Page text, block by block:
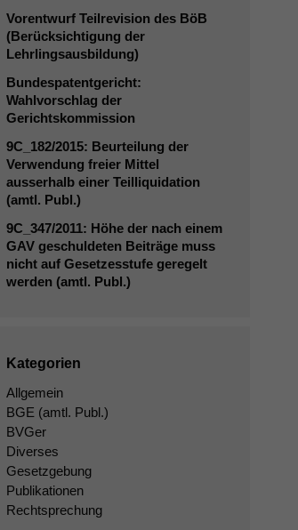
Vorentwurf Teilrevision des BöB
(Berücksichtigung der
Lehrlingsausbildung)
Bundespatentgericht:
Wahlvorschlag der
Gerichtskommission
9C_182/2015: Beurteilung der
Verwendung freier Mittel
ausserhalb einer Teilliquidation
(amtl. Publ.)
9C_347/2011: Höhe der nach einem
GAVgeschuldeten Beiträge muss
nicht auf Gesetzesstufe geregelt
werden (amtl. Publ.)
Kategorien
Allgemein
BGE (amtl. Publ.)
BVGer
Diverses
Gesetzgebung
Publikationen
Rechtsprechung